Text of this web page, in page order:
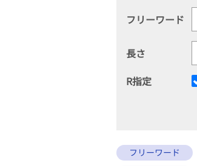
フリーワード
長さ
R指定
フリーワード